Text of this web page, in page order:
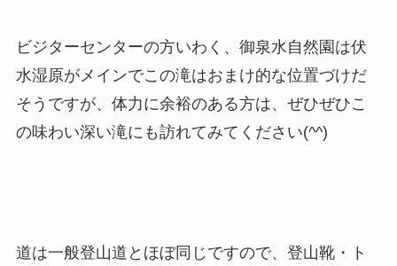
ビジターセンターの方いわく、御泉水自然園は伏
水湿原がメインでこの滝はおまけ的な位置づけだ
そうですが、体力に余裕のある方は、ぜひぜひこ
の味わい深い滝にも訪れてみてください(^^)
道は一般登山道とほぼ同じですので、登山靴・ト